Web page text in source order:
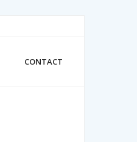
CONTACT